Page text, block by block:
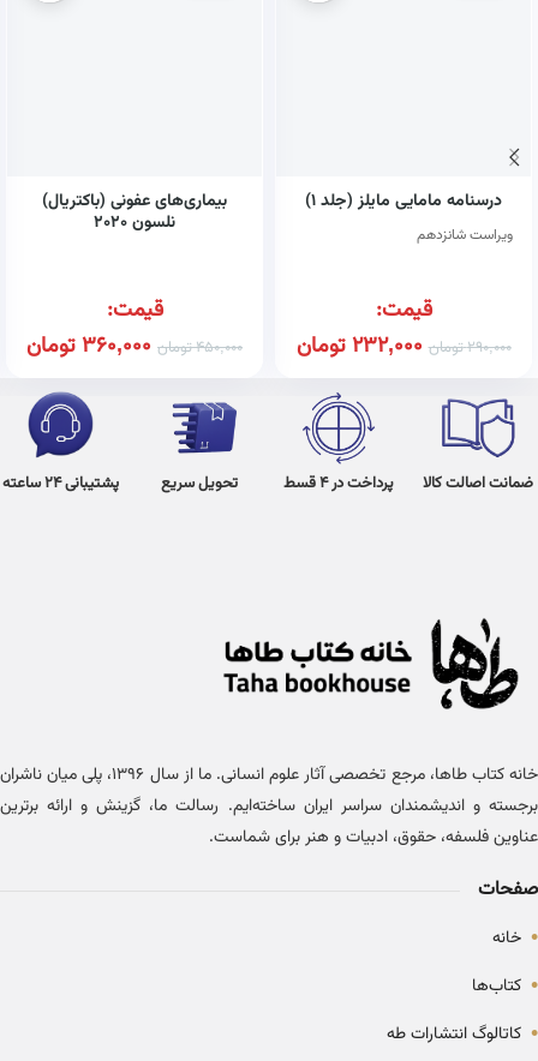
درسنامه مامایی مایلز (جلد ۱)
ویراست شانزدهم
قیمت:
290,000تومان 232,000تومان
بیماری‌های عفونی (باکتریال)
نلسون ۲۰۲۰
قیمت:
450,000تومان 360,000تومان
ضمانت اصالت کالا پرداخت در 4 قسط تحویل سریع پشتیبانی 24 ساعته
خانه کتاب طاها، مرجع تخصصی آثار علوم انسانی. ما از سال ۱۳۹۶، پلی میان ناشران
برجسته و اندیشمندان سراسر ایران ساخته‌ایم. رسالت ما، گزینش و ارائه برترین
عناوین فلسفه، حقوق، ادبیات و هنر برای شماست.
صفحات
• خانه
• کتاب‌ها
• کاتالوگ انتشارات طه